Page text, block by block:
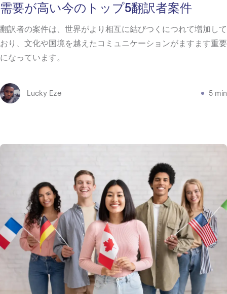
需要が高い今のトップ5翻訳者案件
翻訳者の案件は、世界がより相互に結びつくにつれて増加して
おり、文化や国境を越えたコミュニケーションがますます重要
になっています。
Lucky Eze 5 min